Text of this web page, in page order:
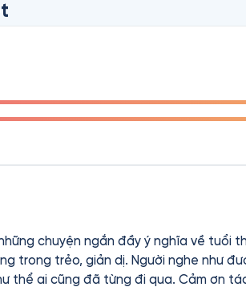
ký của một cô gái bình thường, chứa
sách, ta còn được chính chủ nhân
lúc này. Từng câu chuyện nhỏ,
sống chúng ta lại thường quên đi mất.
những câu văn đầy nỗi niềm, khiến
chuyện ngắn đầy ý nghĩa về tuổi
trong trẻo, giản dị. Người nghe như
thể ai cũng đã từng đi qua. Cảm ơn